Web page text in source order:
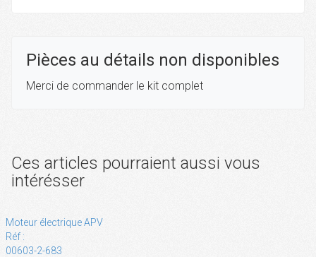
Pièces au détails non disponibles
Merci de commander le kit complet
Ces articles pourraient aussi vous
intérésser
Moteur électrique APV
Réf :
00603-2-683